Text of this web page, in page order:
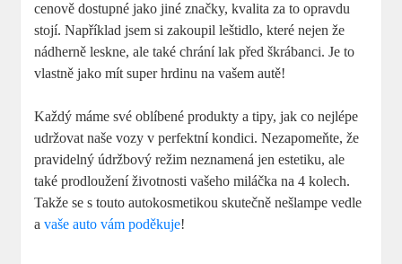
cenově dostupné jako jiné značky, kvalita za to opravdu
⁣stojí. Například ⁤jsem si⁣ zakoupil‍ leštidlo, které ​nejen že
nádherně leskne, ⁤ale také ⁣chrání ‍lak před⁣ škrábanci. Je to
vlastně jako ⁢mít‍ super hrdinu na vašem autě!
Každý máme ‌své oblíbené produkty ⁤a ⁢tipy,⁣ jak co nejlépe
‌udržovat naše vozy v perfektní⁢ kondici. Nezapomeňte, ⁢že
pravidelný údržbový režim neznamená jen estetiku,⁢ ale
také prodloužení životnosti​ vašeho miláčka na 4⁢ kolech.
Takže se s​ touto autokosmetikou skutečně nešlampe vedle⁢
avaše auto vám poděkuje!